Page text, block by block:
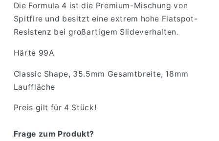
Die Formula 4 ist die Premium-Mischung von
Spitfire und besitzt eine extrem hohe Flatspot-
Resistenz bei großartigem Slideverhalten.
Härte 99A
Classic Shape, 35.5mm Gesamtbreite, 18mm
Lauffläche
Preis gilt für 4 Stück!
Frage zum Produkt?